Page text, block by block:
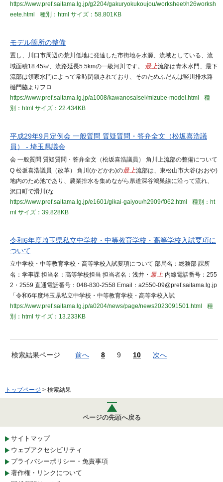
https://www.pref.saitama.lg.jp/g2204/gakuryokukoujou/worksheet/h26worksh
eete.html
種別：html サイズ：58.801KB
モデル箇所の整備
置し、川口市周辺の荒川低地に発達した市街地を水源、流域としている、流
域面積18.45㎢、流路延長5.5kmの一級河川です。 最上流部は青木水門、最下
流部は領家水門によって常時閉鎖されており、そのためふだんは竪川排水路
樋門脇よりフロ
https://www.pref.saitama.lg.jp/a1008/kawanosaisei/mizube-model.html
種
別：html サイズ：22.434KB
平成29年9月定例会 一般質問 質疑質問・答弁全文（松坂喜浩議
員） - 埼玉県議会
会 一般質問 質疑質問・答弁全文（松坂喜浩議員） 角川上流部の整備について
Q 松坂喜浩議員（改革） 角川(かどかわ)の最上流部は、東松山市大谷(おおや)
地内のため池であり、農業排水を集めながら県道深谷鴻巣線に沿って流れ、
沢口町で滑川(な
https://www.pref.saitama.lg.jp/e1601/gikai-gaiyou/h2909/f062.html
種別：ht
ml サイズ：39.828KB
令和6年度埼玉県私立中学校・中等教育学校・高等学校入試要項に
ついて
立中学校・中等教育学校・高等学校入試要項について 部局名：総務部 課所
名：学事課 担当名：高等学校担当 担当者名：浅井・ 最上 内線電話番号：255
2・2559 直通電話番号：048-830-2558 Email：a2550-09@pref.saitama.lg.jp
「令和6年度埼玉県私立中学校・中等教育学校・高等学校入試
https://www.pref.saitama.lg.jp/a0204/news/page/news2023091501.html
種
別：html サイズ：13.233KB
検索結果ページ 前へ 8 9 10 次へ
トップページ > 検索結果
ページの先頭へ戻る
サイトマップ
ウェブアクセシビリティ
プライバシーポリシー・免責事項
著作権・リンクについて